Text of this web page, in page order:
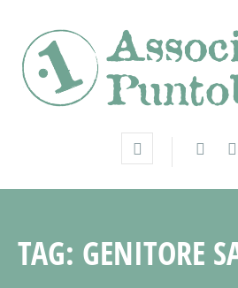
TAG: GENITORE